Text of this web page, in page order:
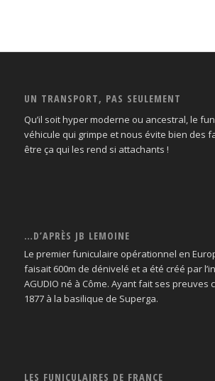
UN TRANSPORT, PAS SEULEMENT
Qu’il soit hyper moderne ou ancestral, le
véhicule qui grimpe et nous évite bien des
être ça qui les rend si attachants !
…D’APRÈS JB LEMOINE
Le premier funiculaire opérationnel en
faisait 600m de dénivelé et a été créé par
AGUDIO né à Côme. Ayant fait ses preuves
1877 à la basilique de Superga.
LES FUNICULAIRES DE FRANCE